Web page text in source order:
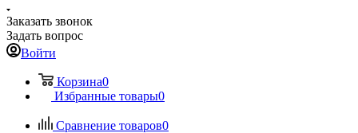
Заказать звонок
Задать вопрос
Войти
Корзина0
Избранные товары0
Сравнение товаров0